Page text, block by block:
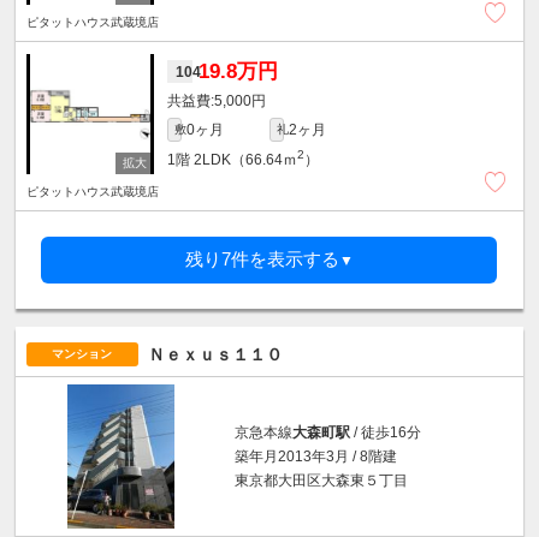
ピタットハウス武蔵境店
10419.8万円
5,000円
敷0ヶ月 礼2ヶ月
1階 2LDK（66.64ｍ2 ）
ピタットハウス武蔵境店
残り7件を表示する ▼
マンション Ｎｅｘｕｓ１１０
京急本線大森町駅 / 徒歩16分
築年月2013年3月 / 8階建
東京都大田区大森東５丁目